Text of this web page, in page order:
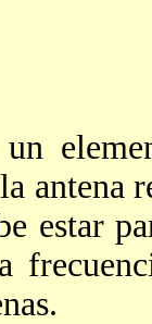
antena
estar